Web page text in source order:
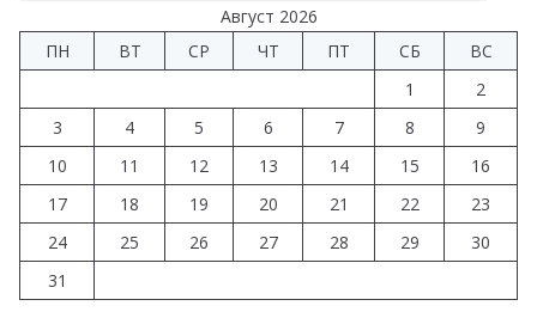
Август 2026
ПН
ВТ СР ЧТ ПТ СБ
ВС
1
2
3
4 5 6 7 8
9
10
11 12 13 14 15
16
17
18 19 20 21 22
23
24
25 26 27 28 29
30
31